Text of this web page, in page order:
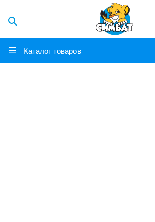
Каталог товаров